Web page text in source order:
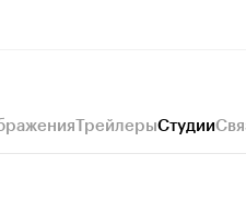
ТрейлерыСтудии